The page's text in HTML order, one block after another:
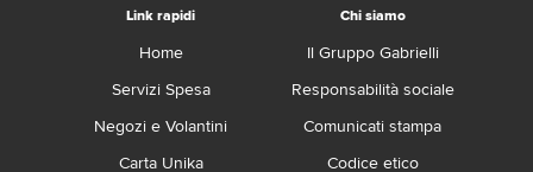
Link rapidi
Home
Servizi Spesa
Negozi e Volantini
Carta Unika
Chi siamo
Il Gruppo Gabrielli
Responsabilità sociale
Comunicati stampa
Codice etico